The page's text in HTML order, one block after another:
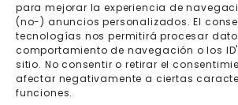
para mejorar la experiencia de
(no-) anuncios personalizados. El
tecnologías nos permitirá procesar
comportamiento de navegación o los
sitio. No consentir o retirar el
afectar negativamente a ciertas
funciones.
Añadir al carrito